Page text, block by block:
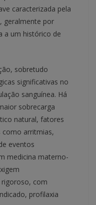
caracterizada pela
geralmente por
a um histórico de
sobretudo
significativas no
sanguínea. Há
sobrecarga
natural, fatores
como arritmias,
eventos
medicina materno-
com
profilaxia